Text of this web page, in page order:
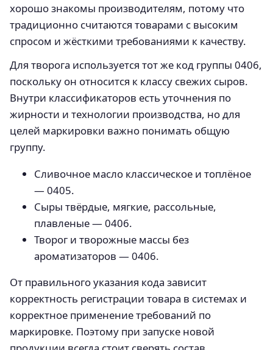
хорошо знакомы производителям, потому что
традиционно считаются товарами с высоким
спросом и жёсткими требованиями к качеству.
Для творога используется тот же код группы 0406,
поскольку он относится к классу свежих сыров.
Внутри классификаторов есть уточнения по
жирности и технологии производства, но для
целей маркировки важно понимать общую
группу.
Сливочное масло классическое и топлёное
— 0405.
Сыры твёрдые, мягкие, рассольные,
плавленые — 0406.
Творог и творожные массы без
ароматизаторов — 0406.
От правильного указания кода зависит
корректность регистрации товара в системах и
корректное применение требований по
маркировке. Поэтому при запуске новой